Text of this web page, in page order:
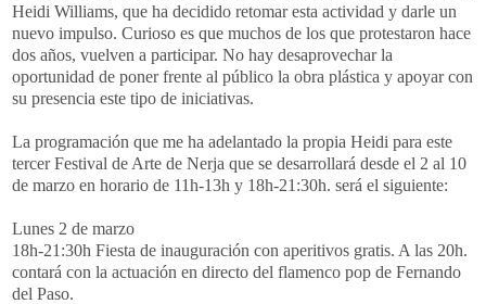
Heidi Williams, que ha decidido retomar esta actividad y darle un
nuevo impulso. Curioso es que muchos de los que protestaron hace
dos años, vuelven a participar. No hay desaprovechar la
oportunidad de poner frente al público la obra plástica y apoyar con
su presencia este tipo de iniciativas.
La programación que me ha adelantado la propia Heidi para este
tercer Festival de Arte de Nerja que se desarrollará desde el 2 al 10
de marzo en horario de 11h-13h y 18h-21:30h. será el siguiente:
Lunes 2 de marzo
18h-21:30h Fiesta de inauguración con aperitivos gratis. A las 20h.
contará con la actuación en directo del flamenco pop de Fernando
del Paso.